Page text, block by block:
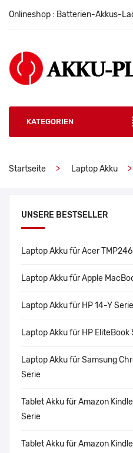
Onlineshop : Batterien-Akkus-
KATEGORIEN
Startseite Laptop Akku
UNSERE BESTSELLER
Laptop Akku für Acer
Laptop Akku für Apple
Laptop Akku für HP 14-Y Serie
Laptop Akku für HP EliteBook
Laptop Akku für Samsung
Serie
Tablet Akku für Amazon
Serie
Tablet Akku für Amazon